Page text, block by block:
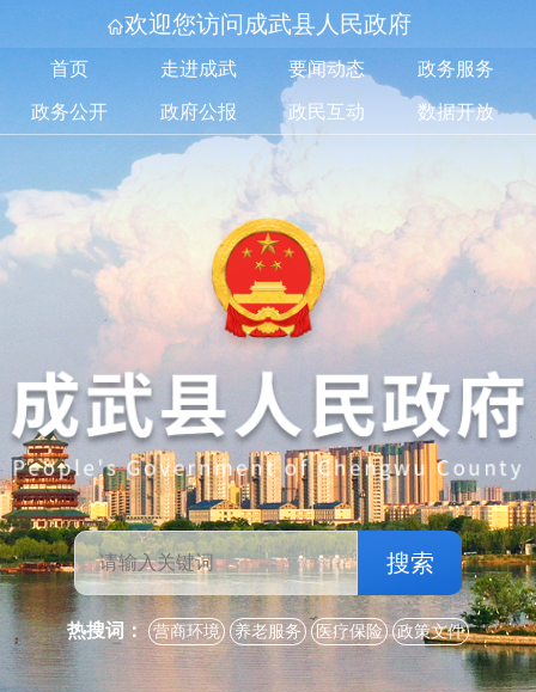
欢迎您访问成武县人民政府
首页 走进成武 要闻动态 政务服务
政务公开 政府公报 政民互动 数据开放
搜索
热搜词： 营商环境 养老服务 医疗保险 政策文件